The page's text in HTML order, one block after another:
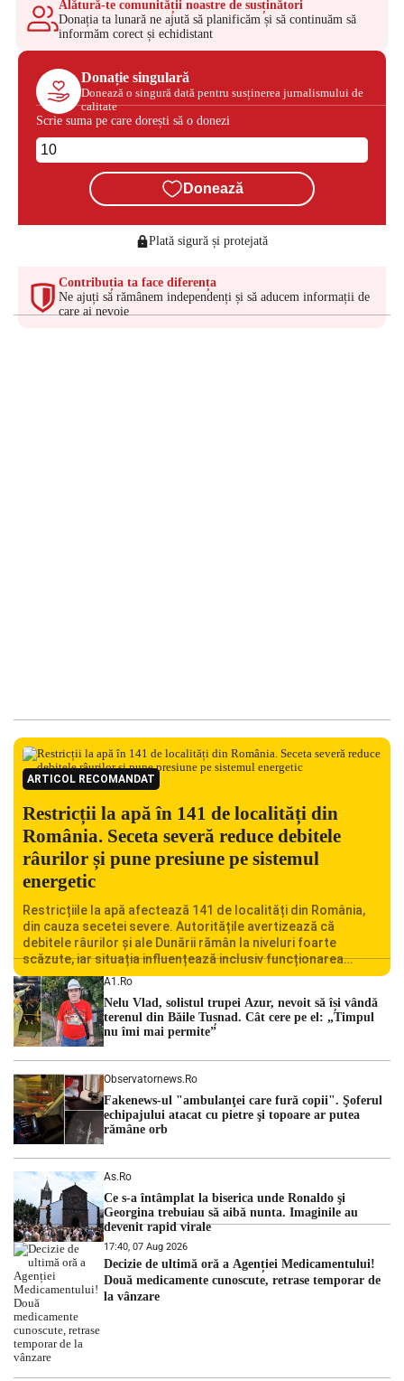
Alătură-te comunității noastre de susținători
Donația ta lunară ne ajută să planificăm și să continuăm să
informăm corect și echidistant
Donație singulară
Donează o singură dată pentru susținerea jurnalismului de
calitate
Scrie suma pe care dorești să o donezi
Donează
Plată sigură și protejată
Contribuția ta face diferența
Ne ajuți să rămânem independenți și să aducem informații de
care ai nevoie
ARTICOL RECOMANDAT
Restricții la apă în 141 de localități din
România. Seceta severă reduce debitele
râurilor și pune presiune pe sistemul
energetic
Restricțiile la apă afectează 141 de localități din România,
din cauza secetei severe. Autoritățile avertizează că
debitele râurilor și ale Dunării rămân la niveluri foarte
scăzute, iar situația influențează inclusiv funcționarea
Centralei Nucleare de la Cernavodă. România se confruntă
cu una dintre cele mai dificile perioade din punct de vedere
hidrologic din ultimii ani. Lipsa […]
A1.ro
Nelu Vlad, solistul trupei Azur, nevoit să își vândă
terenul din Băile Tușnad. Cât cere pe el: „Timpul
nu îmi mai permite”
Observatornews.ro
Fakenews-ul "ambulanţei care fură copii". Şoferul
echipajului atacat cu pietre şi topoare ar putea
rămâne orb
As.ro
Ce s-a întâmplat la biserica unde Ronaldo şi
Georgina trebuiau să aibă nunta. Imaginile au
devenit rapid virale
17:40, 07 Aug 2026
Decizie de ultimă oră a Agenției Medicamentului!
Două medicamente cunoscute, retrase temporar de
la vânzare